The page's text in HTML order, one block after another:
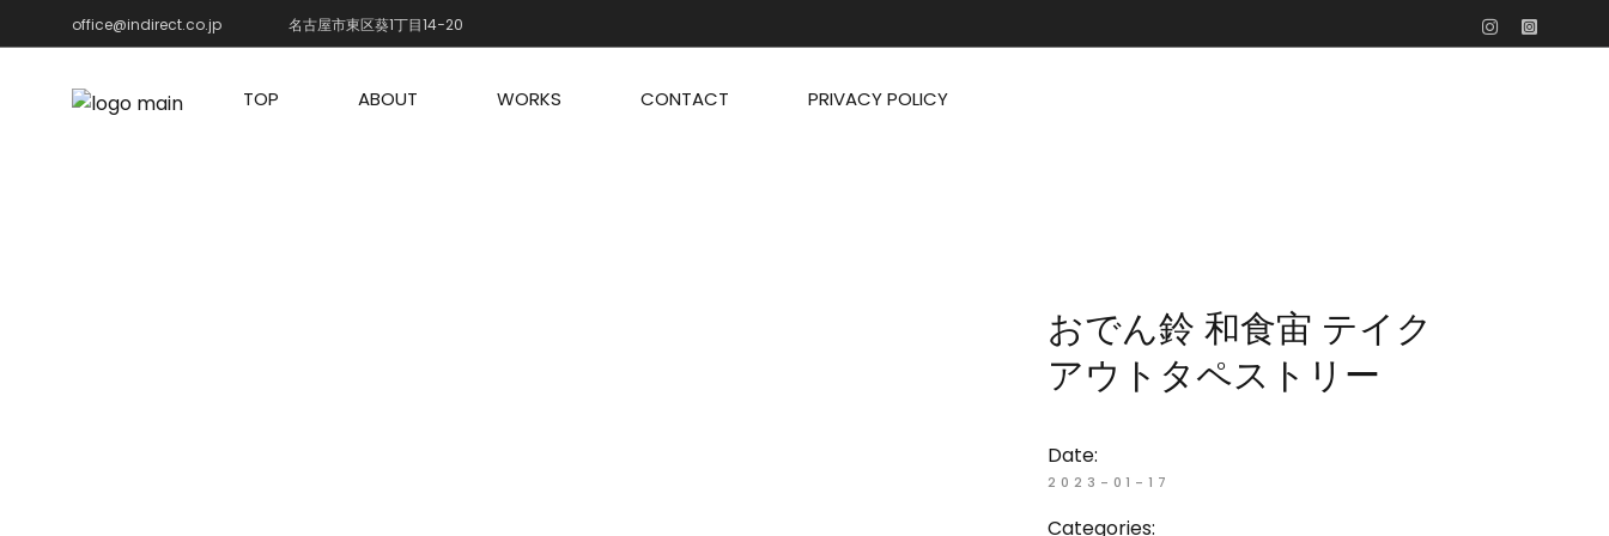
office@indirect.co.jp 名古屋市東区葵1丁目14−20
TOP ABOUT WORKS CONTACT PRIVACY POLICY
おでん鈴 和食宙 テイク
アウトタペストリー
Date:
2023-01-17
Categories: